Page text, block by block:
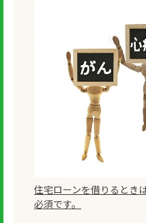
住宅ローンを借りるとき
必須です。